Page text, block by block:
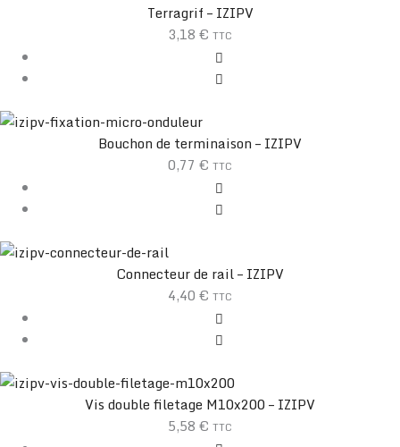
Terragrif – IZIPV
3,18 € TTC
Bouchon de terminaison – IZIPV
0,77 € TTC
Connecteur de rail – IZIPV
4,40 € TTC
Vis double filetage M10x200 – IZIPV
5,58 € TTC